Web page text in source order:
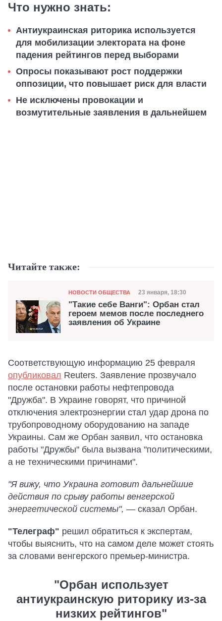
Что нужно знать:
Антиукраинская риторика используется
для мобилизации электората на фоне
падения рейтингов перед выборами
Опросы показывают рост поддержки
оппозиции, что повышает риск для власти
Не исключены провокации и
возмутительные заявления в дальнейшем
Читайте также:
Категория
НОВОСТИ ОБЩЕСТВА Дата публикации
23 января, 18:30
"Такие себе Ванги": Орбан стал
героем мемов после последнего
заявления об Украине
Соответствующую информацию 25 февраля
опубликовал Reuters. Заявление прозвучало
после остановки работы нефтепровода
"Дружба". В Украине говорят, что причиной
отключения электроэнергии стал удар дрона по
трубопроводному оборудованию на западе
Украины. Сам же Орбан заявил, что остановка
работы "Дружбы" была вызвана "политическими,
а не техническими причинами".
"Я вижу, что Украина готовит дальнейшие
действия по срыву работы венгерской
энергетической системы", — сказал Орбан.
"Телеграф" решил обратиться к экспертам,
чтобы выяснить, что на самом деле может стоять
за словами венгерского премьер-министра.
"Орбан использует
антиукраинскую риторику из-за
низких рейтингов"